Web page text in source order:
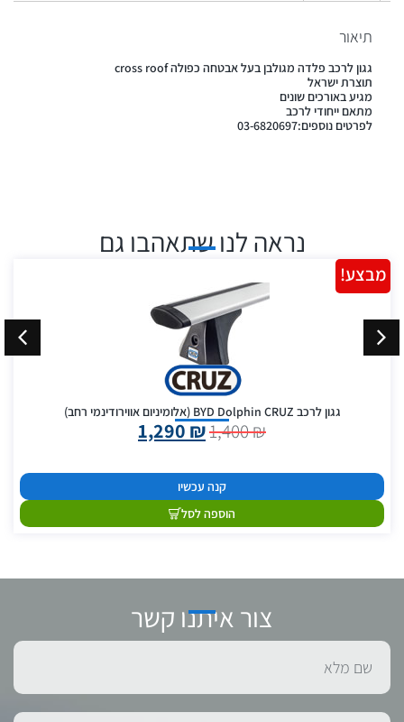
תיאור
גגון לרכב פלדה מגולבן בעל אבטחה כפולה cross roof
תוצרת ישראל
מגיע באורכים שונים
מתאם ייחודי לרכב
לפרטים נוספים:03-6820697
נראה לנו שתאהבו גם
גגון לרכב BYD Dolphin CRUZ (אלומיניום אווירודינמי רחב)
1,400₪
1,290₪
קנה עכשיו
הוספה לסל
מבצע!
צור איתנו קשר